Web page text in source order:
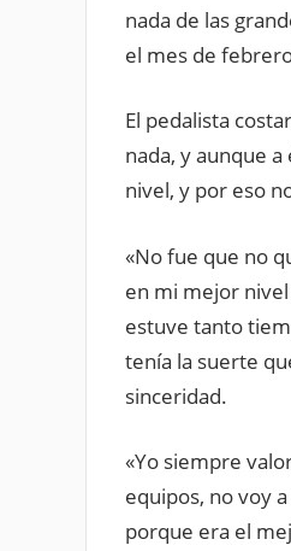
nada de las
el mes de
El pedalista
nada, y aunque
nivel, y por eso
«No fue que no
en mi mejor
estuve tanto
tenía la suerte
sinceridad.
«Yo siempre
equipos, no voy
porque era el